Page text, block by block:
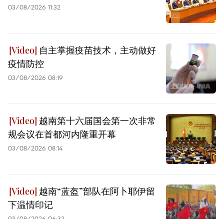
03/08/2026 11:32
自主掌握疫苗技术，主动做好
疫情防控
03/08/2026 08:19
越南第十六届国会第一次非常
规会议在首都河内隆重开幕
03/08/2026 08:14
越南“蓝盔”部队在阿卜耶伊留
下温情印记